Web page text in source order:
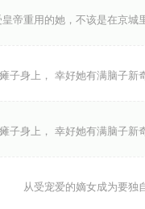
重用的她，不该是在京
子身上， 幸好她有满脑子
子身上， 幸好她有满脑子
受宠爱的嫡女成为要独